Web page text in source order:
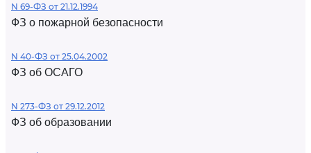
N 69-ФЗ от 21.12.1994
ФЗ о пожарной безопасности
N 40-ФЗ от 25.04.2002
ФЗ об ОСАГО
N 273-ФЗ от 29.12.2012
ФЗ об образовании